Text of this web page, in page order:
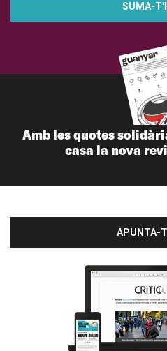
SUMA-
Amb les quotes
casa la nova
APUNTA-